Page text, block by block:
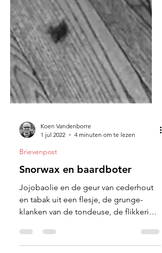
Koen Vandenborre
1 jul 2022
Brievenpost
Snorwax en baardboter
Jojobaolie en de geur van cederhout
klanken van de tondeuse, de flikkering
van het scheermes.